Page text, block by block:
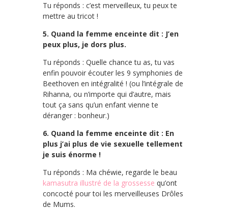
Tu réponds : c’est merveilleux, tu peux te
mettre au tricot !
5. Quand la femme enceinte dit : J’en
peux plus, je dors plus.
Tu réponds : Quelle chance tu as, tu vas
enfin pouvoir écouter les 9 symphonies de
Beethoven en intégralité ! (ou l’intégrale de
Rihanna, ou n’importe qui d’autre, mais
tout ça sans qu’un enfant vienne te
déranger : bonheur.)
6. Quand la femme enceinte dit : En
plus j’ai plus de vie sexuelle tellement
je suis énorme !
Tu réponds : Ma chéwie, regarde le beau
kamasutra illustré de la grossesse qu’ont
concocté pour toi les merveilleuses Drôles
de Mums.